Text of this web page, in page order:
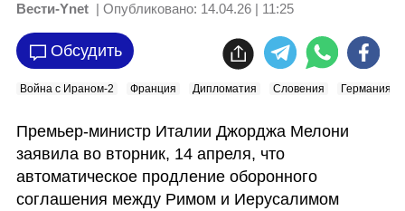
Вести-Ynet | Опубликовано: 14.04.26 | 11:25
Обсудить
Война с Ираном-2 Франция Дипломатия Словения Германия
Премьер-министр Италии Джорджа Мелони
заявила во вторник, 14 апреля, что
автоматическое продление оборонного
соглашения между Римом и Иерусалимом